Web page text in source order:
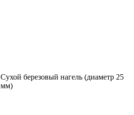
Сухой березовый нагель (диаметр 25
мм)